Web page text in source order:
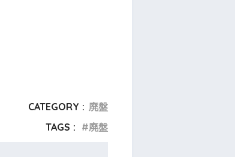
CATEGORY : 廃盤
TAGS :
廃盤